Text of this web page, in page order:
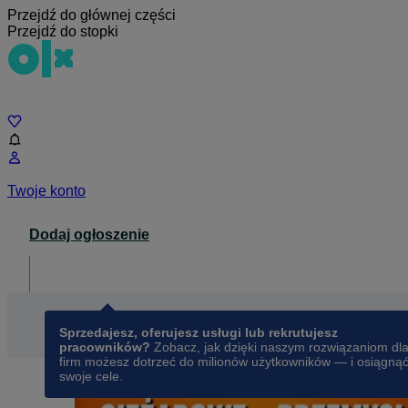
Przejdź do głównej części
Przejdź do stopki
Twoje konto
Dodaj ogłoszenie
Sprzedajesz, oferujesz usługi lub rekrutujesz
pracowników? Zobacz, jak dzięki naszym rozwiązaniom dla
firm możesz dotrzeć do milionów użytkowników — i osiągnąć
swoje cele.